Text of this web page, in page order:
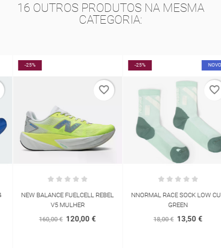
16 OUTROS PRODUTOS NA MESMA
CATEGORIA:
NEW BALANCE FUELCELL REBEL
V5 MULHER
160,00 € 120,00 €
NOVO
NNORMAL RACE SOCK LOW CUT
GREEN
18,00 € 13,50 €
favorite_border